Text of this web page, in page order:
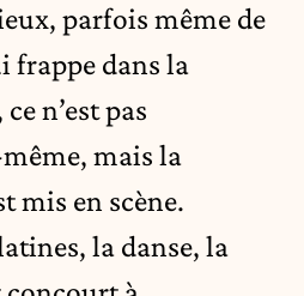
parfois même de
frappe dans la
n’est pas
mais la
mis en scène.
la danse, la